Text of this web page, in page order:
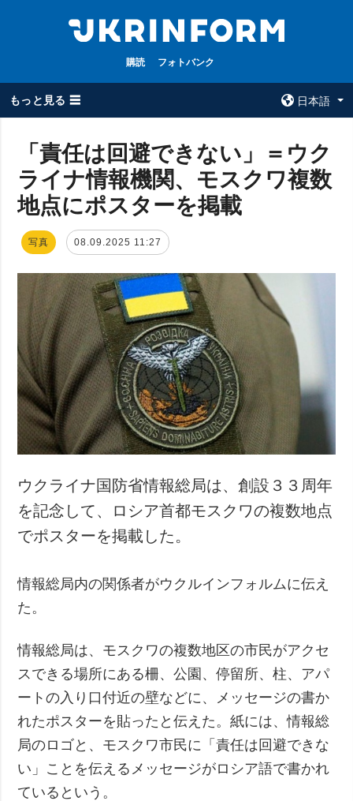
購読 フォトバンク
もっと見る ☰
日本語
全てのトピック
戦争
政治
経済・復興
防衛
社会・文化
スポーツ
犯罪
事故・緊急事態
ウクルインフォ
ルム
ウクルインフォル
追加
特集
インタビュー
写真
動画
サービス
購読
フォトバンク
「責任は回避できない」＝ウク
ライナ情報機関、モスクワ複数
地点にポスターを掲載
写真 08.09.2025 11:27
ウクライナ国防省情報総局は、創設３３周年
を記念して、ロシア首都モスクワの複数地点
でポスターを掲載した。
情報総局内の関係者がウクルインフォルムに伝え
た。
情報総局は、モスクワの複数地区の市民がアクセ
スできる場所にある柵、公園、停留所、柱、アパ
ートの入り口付近の壁などに、メッセージの書か
れたポスターを貼ったと伝えた。紙には、情報総
局のロゴと、モスクワ市民に「責任は回避できな
い」ことを伝えるメッセージがロシア語で書かれ
ているという。